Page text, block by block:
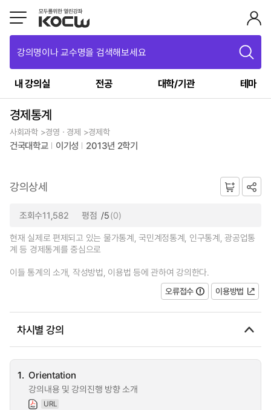
강의명이나 교수명을 검색해보세요
내 강의실 전공 대학/기관 테마
경제통계
사회과학 >경영ㆍ경제 >경제학
건국대학교 이기성 2013년 2학기
강의상세
조회수11,582 평점 /5(0)
현재 실제로 편제되고 있는 물가통계, 국민계정통계, 인구통계, 광공업통
계 등 경제통계를 중심으로
이들 통계의 소개, 작성방법, 이용법 등에 관하여 강의한다.
오류접수
이용방법
차시별 강의
1. Orientation
강의내용 및 강의진행 방향 소개
URL